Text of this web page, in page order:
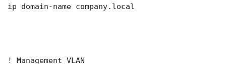
ip domain-name company.local
! Management VLAN